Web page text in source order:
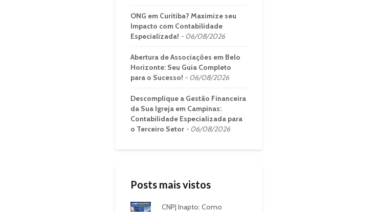
ONG em Curitiba? Maximize seu
Impacto com Contabilidade
Especializada!
06/08/2026
Abertura de Associações em Belo
Horizonte: Seu Guia Completo
para o Sucesso!
06/08/2026
Descomplique a Gestão Financeira
da Sua Igreja em Campinas:
Contabilidade Especializada para
o Terceiro Setor
06/08/2026
Posts mais vistos
CNPJ Inapto: Como